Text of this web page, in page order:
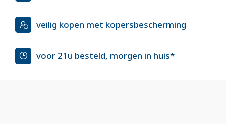
veilig kopen met kopersbescherming
voor 21u besteld, morgen in huis*